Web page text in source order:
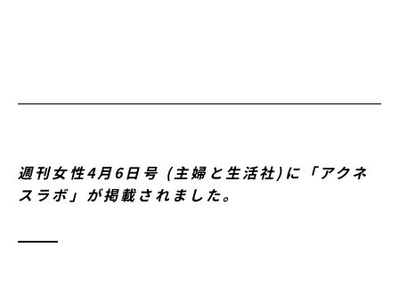
週刊女性4月6日号 (主婦と生活社)に「アクネ
スラボ」が掲載されました。